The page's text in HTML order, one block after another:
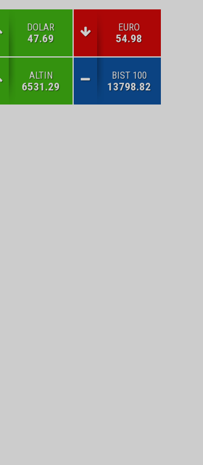
DOLAR
47.69
EURO
54.98
ALTIN
6531.29
BIST 100
13798.82